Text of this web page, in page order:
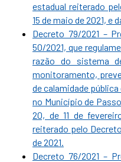
estadual reiterado
15 de maio de 2021, e
Decreto 79/2021 –
50/2021, que
razão do sistema
monitoramento,
de calamidade pública
no Município de
20, de 11 de
reiterado pelo
de 2021.
Decreto 76/2021 –